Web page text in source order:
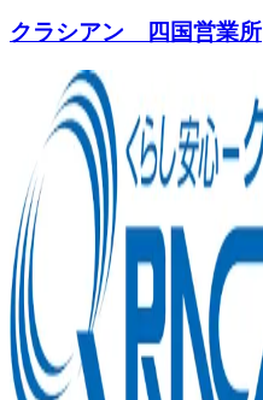
クラシアン 四国営業所